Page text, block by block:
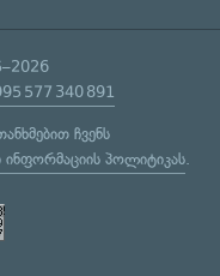
577 340 891
ჩვენს
ინფორმაციის პოლიტიკას.